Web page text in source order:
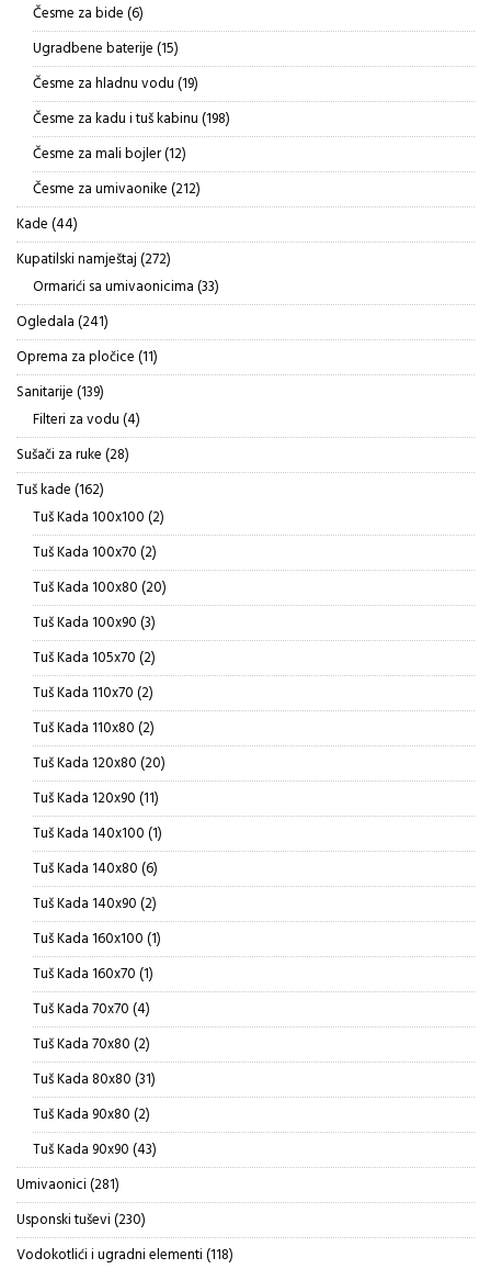
Česme za bide 66
proizvoda
Ugradbene baterije 1515
proizvoda
Česme za hladnu vodu 1919
proizvoda
Česme za kadu i tuš kabinu 198198
proizvoda
Česme za mali bojler 1212
proizvoda
Česme za umivaonike 212212
proizvoda
Kade 4444
proizvoda
Kupatilski namještaj 272272
proizvoda
Ormarići sa umivaonicima 3333
proizvoda
Ogledala 241241
proizvod
Oprema za pločice 1111
proizvoda
Sanitarije 139139
proizvoda
Filteri za vodu 44
proizvoda
Sušači za ruke 2828
proizvoda
Tuš kade 162162
proizvoda
Tuš Kada 100x100 22
proizvoda
Tuš Kada 100x70 22
proizvoda
Tuš Kada 100x80 2020
proizvoda
Tuš Kada 100x90 33
proizvoda
Tuš Kada 105x70 22
proizvoda
Tuš Kada 110x70 22
proizvoda
Tuš Kada 110x80 22
proizvoda
Tuš Kada 120x80 2020
proizvoda
Tuš Kada 120x90 1111
proizvoda
Tuš Kada 140x100 11
proizvod
Tuš Kada 140x80 66
proizvoda
Tuš Kada 140x90 22
proizvoda
Tuš Kada 160x100 11
proizvod
Tuš Kada 160x70 11
proizvod
Tuš Kada 70x70 44
proizvoda
Tuš Kada 70x80 22
proizvoda
Tuš Kada 80x80 3131
proizvod
Tuš Kada 90x80 22
proizvoda
Tuš Kada 90x90 4343
proizvoda
Umivaonici 281281
proizvod
Usponski tuševi 230230
proizvoda
Vodokotlići i ugradni elementi 118118